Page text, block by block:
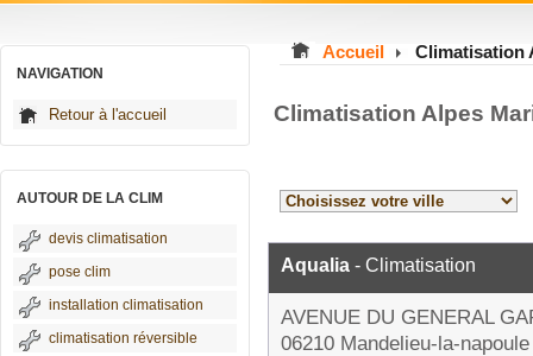
NAVIGATION
Retour à l'accueil
AUTOUR DE LA CLIM
devis climatisation
pose clim
installation climatisation
climatisation réversible
Accueil Climatisation
Climatisation Alpes
Aqualia - Climatisation
AVENUE DU GENERAL
06210 Mandelieu-la-napoule